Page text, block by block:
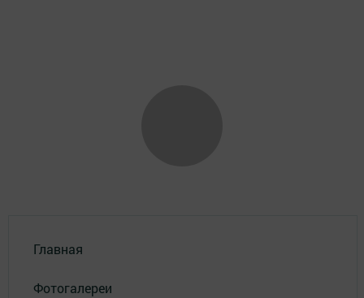
Главная
Фотогалереи